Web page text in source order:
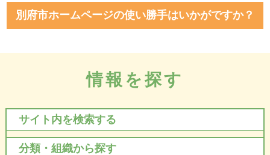
別府市ホームページの使い勝手はいかがですか？
情報を探す
サイト内を検索する
分類・組織から探す